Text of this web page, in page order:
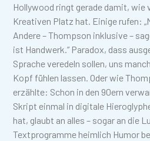
Hollywood ringt gerade damit, wie
Kreativen Platz hat. Einige rufen:
Andere – Thompson inklusive –
ist Handwerk.“ Paradox, dass
Sprache veredeln sollen, uns
Kopf fühlen lassen. Oder wie
erzählte: Schon in den 90ern
Skript einmal in digitale
hat, glaubt an alles – sogar an die
Textprogramme heimlich Humor